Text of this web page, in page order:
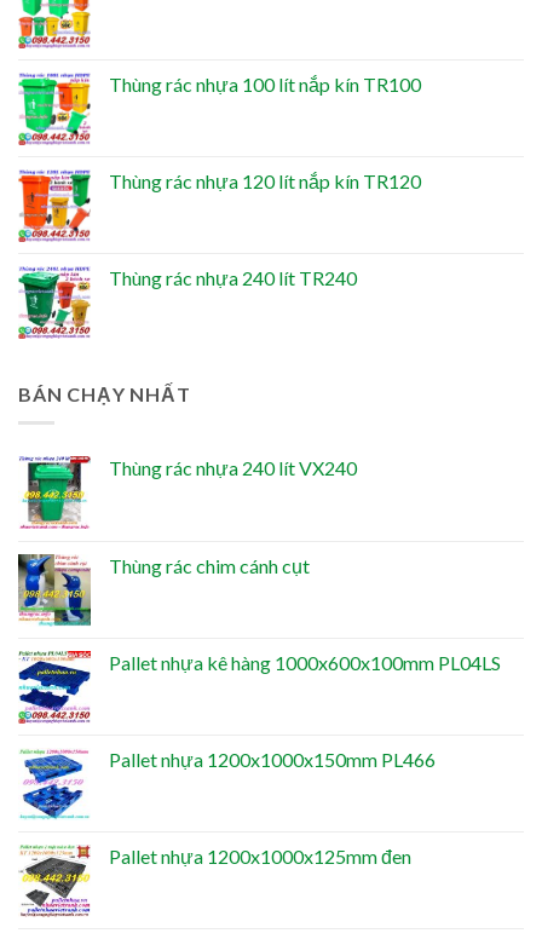
Thùng rác nhựa 100 lít nắp kín TR100
Thùng rác nhựa 120 lít nắp kín TR120
Thùng rác nhựa 240 lít TR240
BÁN CHẠY NHẤT
Thùng rác nhựa 240 lít VX240
Thùng rác chim cánh cụt
Pallet nhựa kê hàng 1000x600x100mm PL04LS
Pallet nhựa 1200x1000x150mm PL466
Pallet nhựa 1200x1000x125mm đen